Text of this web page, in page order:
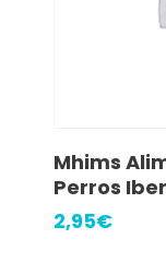
Mhims
Perros
2,95€